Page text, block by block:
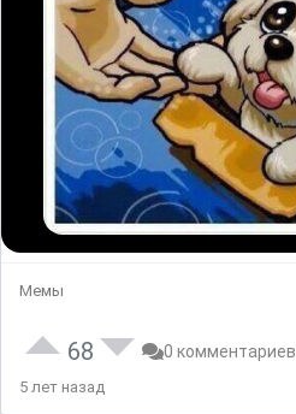
Мемы
68 0 комментариев
5 лет назад